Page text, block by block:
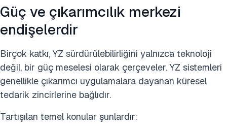
Güç ve çıkarımcılık merkezi
endişelerdir
Birçok katkı, YZ sürdürülebilirliğini yalnızca teknoloji
değil, bir güç meselesi olarak çerçeveler. YZ sistemleri
genellikle çıkarımcı uygulamalara dayanan küresel
tedarik zincirlerine bağlıdır.
Tartışılan temel konular şunlardır: